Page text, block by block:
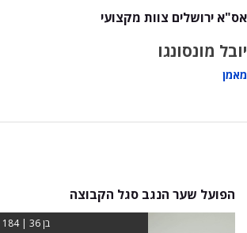
אס"א ירושלים צוות מקצועי
יובל מונסונגו
מאמן
הפועל שער הנגב סגל הקבוצה
בן 36 | 184